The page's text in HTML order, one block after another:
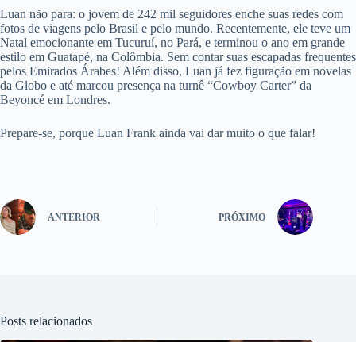
Luan não para: o jovem de 242 mil seguidores enche suas redes com
fotos de viagens pelo Brasil e pelo mundo. Recentemente, ele teve um
Natal emocionante em Tucuruí, no Pará, e terminou o ano em grande
estilo em Guatapé, na Colômbia. Sem contar suas escapadas frequentes
pelos Emirados Árabes! Além disso, Luan já fez figuração em novelas
da Globo e até marcou presença na turnê “Cowboy Carter” da
Beyoncé em Londres.
Prepare-se, porque Luan Frank ainda vai dar muito o que falar!
ANTERIOR PRÓXIMO
Posts relacionados